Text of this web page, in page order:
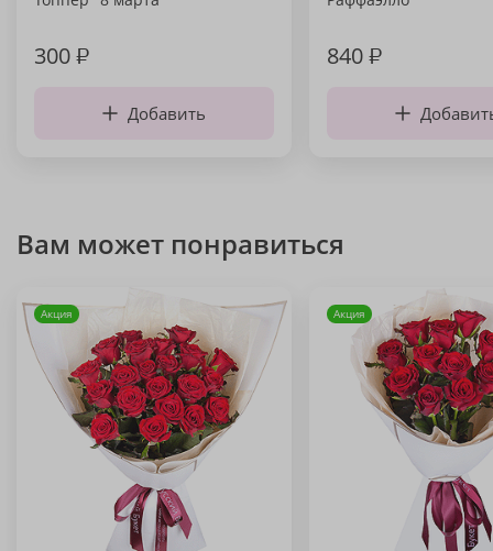
300₽
Добавить
840₽
Вам может понравиться
Акция Акция